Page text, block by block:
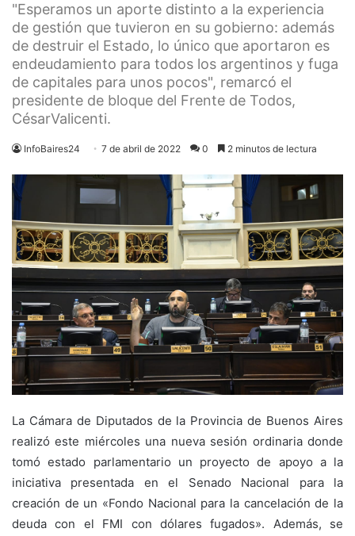
"Esperamos un aporte distinto a la experiencia
de gestión que tuvieron en su gobierno: además
de destruir el Estado, lo único que aportaron es
endeudamiento para todos los argentinos y fuga
de capitales para unos pocos", remarcó el
presidente de bloque del Frente de Todos,
CésarValicenti.
InfoBaires24 7 de abril de 2022 0 2 minutos de lectura
La Cámara de Diputados de la Provincia de Buenos Aires
realizó este miércoles una nueva sesión ordinaria donde
tomó estado parlamentario un proyecto de apoyo a la
iniciativa presentada en el Senado Nacional para la
creación de un «Fondo Nacional para la cancelación de la
deuda con el FMI con dólares fugados». Además, se